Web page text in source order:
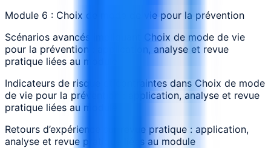
Module 6 : Choix de mode de vie pour la prévention
Scénarios avancés impliquant Choix de mode de vie
pour la prévention : application, analyse et revue
pratique liées au module
Indicateurs de risque et contraintes dans Choix de mode
de vie pour la prévention : application, analyse et revue
pratique liées au module
Retours d’expérience sur revue pratique : application,
analyse et revue pratique liées au module